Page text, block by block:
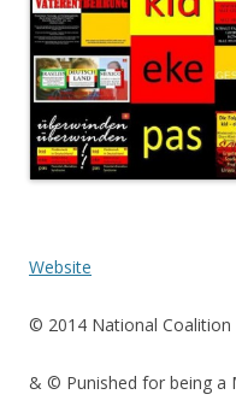
Website
© 2014 National Coalition
& © Punished for being a